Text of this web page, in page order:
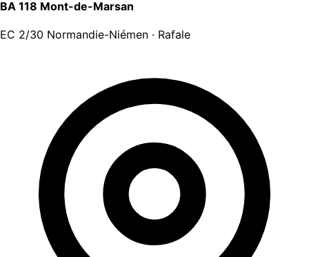
BA 118 Mont-de-Marsan
EC 2/30 Normandie-Niémen · Rafale